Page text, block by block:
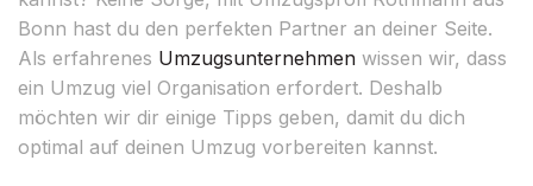
Bonn hast du den perfekten Partner an deiner Seite.
Als erfahrenes Umzugsunternehmen wissen wir, dass
ein Umzug viel Organisation erfordert. Deshalb
möchten wir dir einige Tipps geben, damit du dich
optimal auf deinen Umzug vorbereiten kannst.